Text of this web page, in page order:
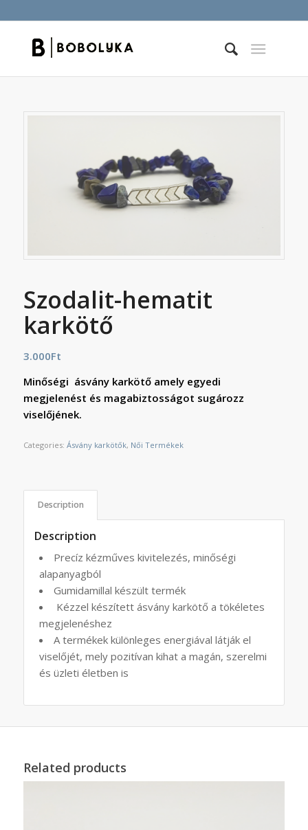
Szodalit-hematit
karkötő
3.000Ft
Minőségi ásvány karkötő amely egyedi
megjelenést és magabiztosságot sugározz
viselőjének.
Categories: Ásvány karkötők, Női Termékek
Description
Description
Precíz kézműves kivitelezés, minőségi
alapanyagból
Gumidamillal készült termék
Kézzel készített ásvány karkötő a tökéletes
megjelenéshez
A termékek különleges energiával látják el
viselőjét, mely pozitívan kihat a magán, szerelmi
és üzleti életben is
Related products